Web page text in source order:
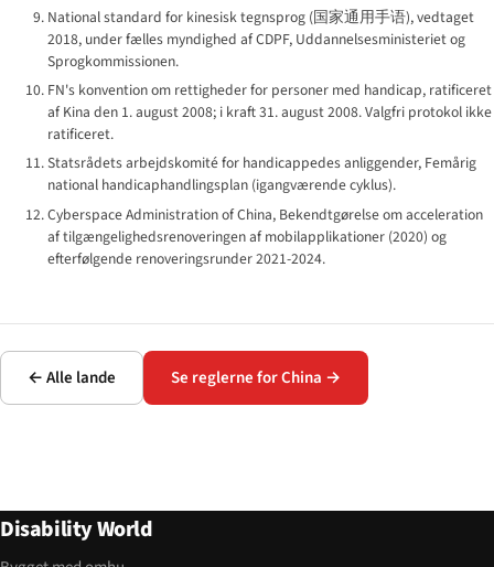
National standard for kinesisk tegnsprog (国家通用手语), vedtaget
2018, under fælles myndighed af CDPF, Uddannelses­ministeriet og
Sprogkommissionen.
FN's konvention om rettigheder for personer med handicap, ratificeret
af Kina den 1. august 2008; i kraft 31. august 2008. Valgfri protokol ikke
ratificeret.
Statsrådets arbejdskomité for handicappedes anliggender, Femårig
national handicaphandlingsplan (igangværende cyklus).
Cyberspace Administration of China, Bekendtgørelse om acceleration
af tilgængeligheds­renoveringen af mobilapplikationer (2020) og
efterfølgende renoveringsrunder 2021-2024.
← Alle lande Se reglerne for China →
Disability World